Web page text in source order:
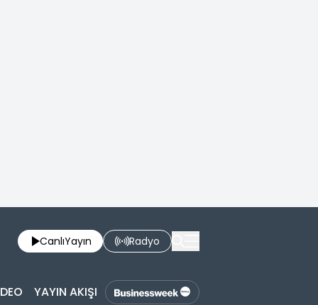
CanlıYayın Radyo
YAYIN AKIŞI